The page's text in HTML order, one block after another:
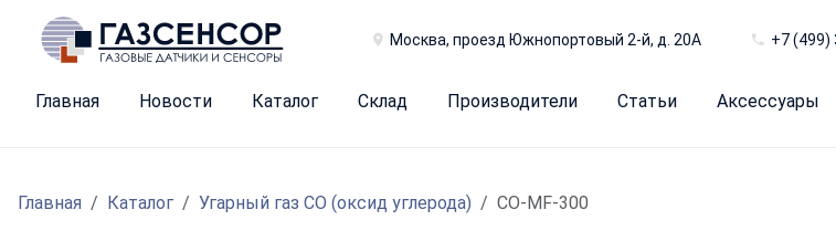
Москва, проезд Южнопортовый 2-й, д. 20А +7 (499)
Главная Новости Каталог Склад Производители Статьи Аксессуары
Главная Каталог Угарный газ CO (оксид углерода) CO-MF-300